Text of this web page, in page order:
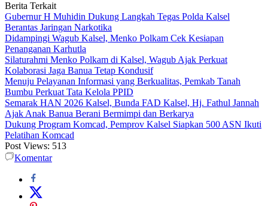
Berita Terkait
Gubernur H Muhidin Dukung Langkah Tegas Polda Kalsel
Berantas Jaringan Narkotika
Didampingi Wagub Kalsel, Menko Polkam Cek Kesiapan
Penanganan Karhutla
Silaturahmi Menko Polkam di Kalsel, Wagub Ajak Perkuat
Kolaborasi Jaga Banua Tetap Kondusif
Menuju Pelayanan Informasi yang Berkualitas, Pemkab Tanah
Bumbu Perkuat Tata Kelola PPID
Semarak HAN 2026 Kalsel, Bunda FAD Kalsel, Hj. Fathul Jannah
Ajak Anak Banua Berani Bermimpi dan Berkarya
Dukung Program Komcad, Pemprov Kalsel Siapkan 500 ASN Ikuti
Pelatihan Komcad
Post Views: 513
Komentar